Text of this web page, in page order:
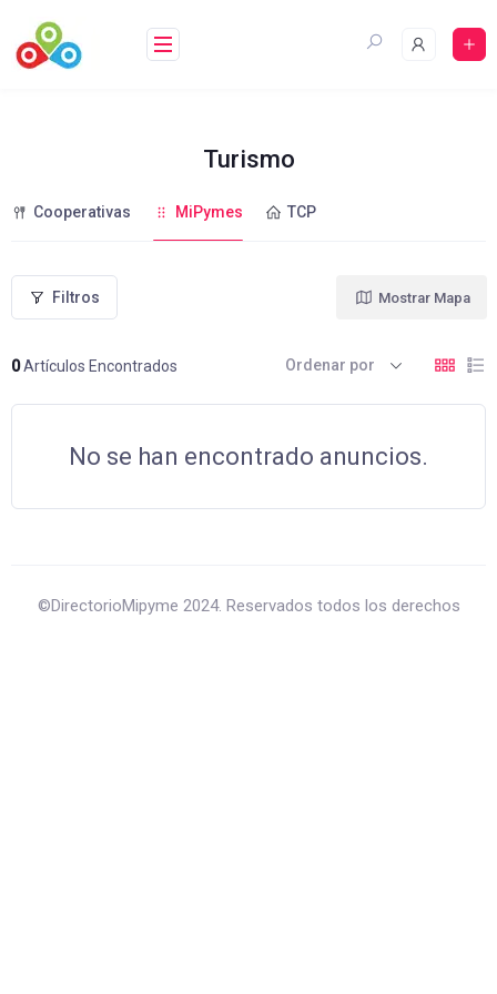
contenido
Turismo
Cooperativas MiPymes TCP
Filtros
0Artículos Encontrados
Mostrar Mapa
Ordenar por
No se han encontrado anuncios.
©DirectorioMipyme 2024. Reservados todos los derechos